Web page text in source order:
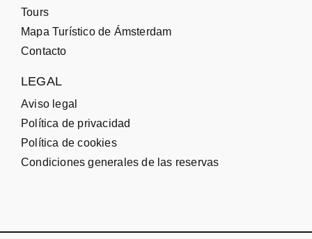
Tours
Mapa Turístico de Ámsterdam
Contacto
LEGAL
Aviso legal
Política de privacidad
Política de cookies
Condiciones generales de las reservas